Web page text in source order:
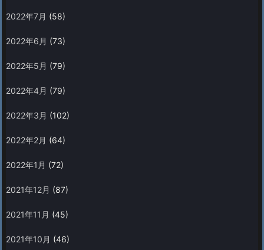
2022年7月 (58)
2022年6月 (73)
2022年5月 (79)
2022年4月 (79)
2022年3月 (102)
2022年2月 (64)
2022年1月 (72)
2021年12月 (87)
2021年11月 (45)
2021年10月 (46)